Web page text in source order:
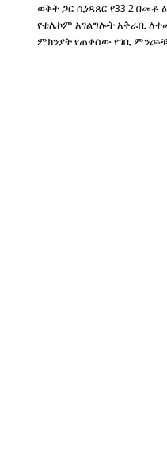
ወቅት ጋር ሲነጻጸር የ33.2 በመቶ
የቴሌኮም አገልግሎት አቅራቢ
ምክንያት የጠቀሰው የገቢ